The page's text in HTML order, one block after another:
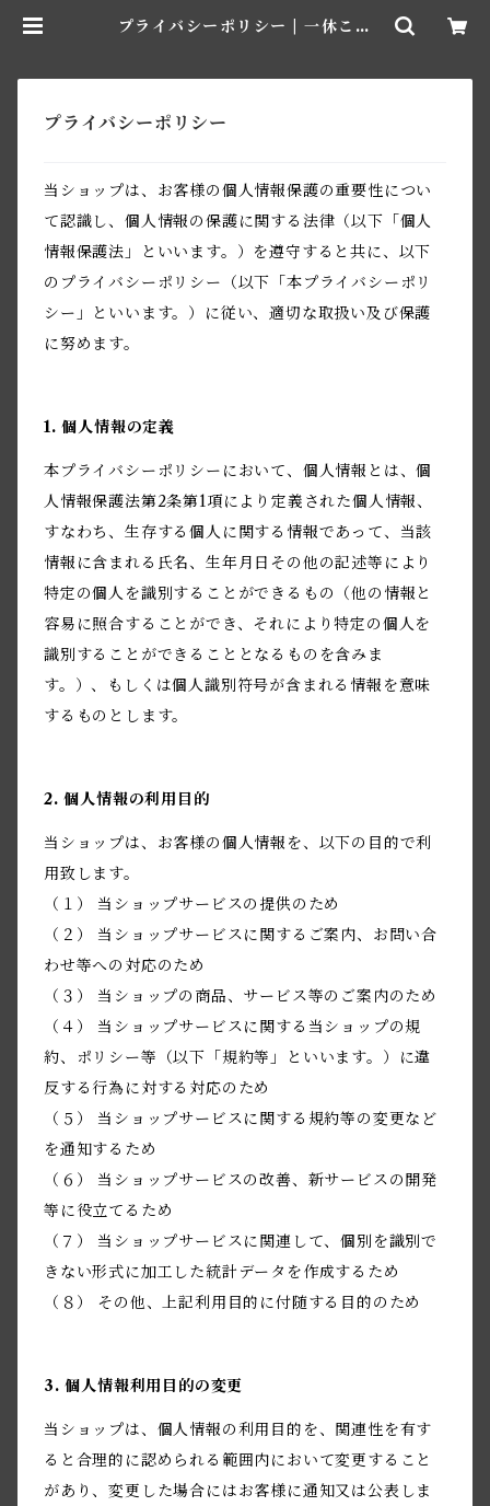
プライバシーポリシー | 一休こん
プライバシーポリシー
当ショップは、お客様の個人情報保護の重要性につい
て認識し、個人情報の保護に関する法律（以下「個人
情報保護法」といいます。）を遵守すると共に、以下
のプライバシーポリシー（以下「本プライバシーポリ
シー」といいます。）に従い、適切な取扱い及び保護
に努めます。
1. 個人情報の定義
本プライバシーポリシーにおいて、個人情報とは、個
人情報保護法第2条第1項により定義された個人情報、
すなわち、生存する個人に関する情報であって、当該
情報に含まれる氏名、生年月日その他の記述等により
特定の個人を識別することができるもの（他の情報と
容易に照合することができ、それにより特定の個人を
識別することができることとなるものを含みま
す。）、もしくは個人識別符号が含まれる情報を意味
するものとします。
2. 個人情報の利用目的
当ショップは、お客様の個人情報を、以下の目的で利
用致します。
（１） 当ショップサービスの提供のため
（２） 当ショップサービスに関するご案内、お問い合
わせ等への対応のため
（３） 当ショップの商品、サービス等のご案内のため
（４） 当ショップサービスに関する当ショップの規
約、ポリシー等（以下「規約等」といいます。）に違
反する行為に対する対応のため
（５） 当ショップサービスに関する規約等の変更など
を通知するため
（６） 当ショップサービスの改善、新サービスの開発
等に役立てるため
（７） 当ショップサービスに関連して、個別を識別で
きない形式に加工した統計データを作成するため
（８） その他、上記利用目的に付随する目的のため
3. 個人情報利用目的の変更
当ショップは、個人情報の利用目的を、関連性を有す
ると合理的に認められる範囲内において変更すること
があり、変更した場合にはお客様に通知又は公表しま